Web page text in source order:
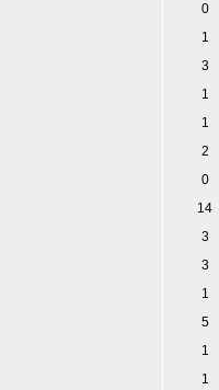
0
1
3
1
1
2
0
14
3
3
1
5
1
1